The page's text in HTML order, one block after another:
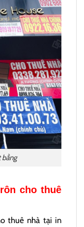
bằng
cho thuê
thuê nhà tại in